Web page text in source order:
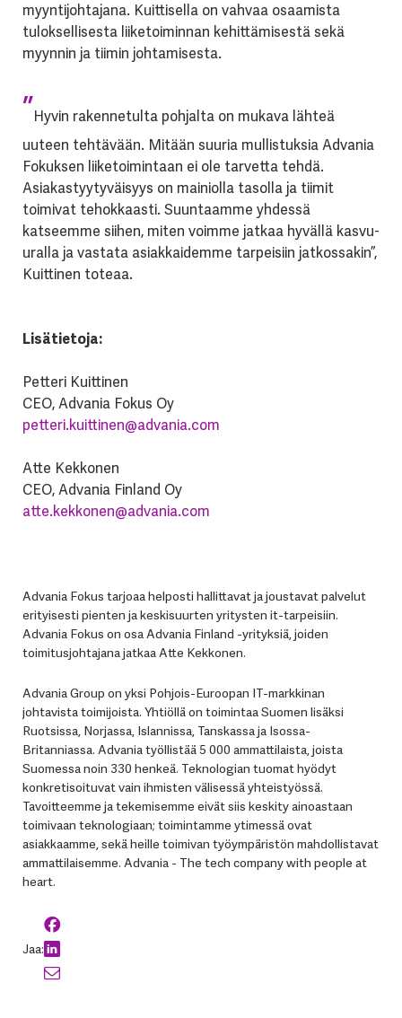
myyntijohtajana. Kuittisella on vahvaa osaamista
tuloksellisesta liiketoiminnan kehittämisestä sekä
myynnin ja tiimin johtamisesta.
”Hyvin rakennetulta pohjalta on mukava lähteä
uuteen tehtävään. Mitään suuria mullistuksia Advania
Fokuksen liiketoimintaan ei ole tarvetta tehdä.
Asiakastyytyväisyys on mainiolla tasolla ja tiimit
toimivat tehokkaasti. Suuntaamme yhdessä
katseemme siihen, miten voimme jatkaa hyvällä kasvu-
uralla ja vastata asiakkaidemme tarpeisiin jatkossakin”,
Kuittinen toteaa.
Lisätietoja:
Petteri Kuittinen
CEO, Advania Fokus Oy
petteri.kuittinen@advania.com
Atte Kekkonen
CEO, Advania Finland Oy
atte.kekkonen@advania.com
Advania Fokus tarjoaa helposti hallittavat ja joustavat palvelut
erityisesti pienten ja keskisuurten yritysten it-tarpeisiin.
Advania Fokus on osa Advania Finland -yrityksiä, joiden
toimitusjohtajana jatkaa Atte Kekkonen.
Advania Group on yksi Pohjois-Euroopan IT-markkinan
johtavista toimijoista. Yhtiöllä on toimintaa Suomen lisäksi
Ruotsissa, Norjassa, Islannissa, Tanskassa ja Isossa-
Britanniassa. Advania työllistää 5 000 ammattilaista, joista
Suomessa noin 330 henkeä. Teknologian tuomat hyödyt
konkretisoituvat vain ihmisten välisessä yhteistyössä.
Tavoitteemme ja tekemisemme eivät siis keskity ainoastaan
toimivaan teknologiaan; toimintamme ytimessä ovat
asiakkaamme, sekä heille toimivan työympäristön mahdollistavat
ammattilaisemme. Advania - The tech company with people at
heart.
Jaa: